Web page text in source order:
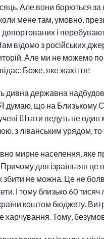
Але вони борються
коли мене там, умовно,
депортованих і
відомо з російських
Але ми не можемо
Боже, яке жахіття!
дивна державна
думаю, що на Близькому
Штати ведуть не
з ліванським урядом,
мирне населення, яке
для ізраїльтян це
не можна. Це не
І тому близько 60 тисяч
коштом бюджету.
харчування. Тому,